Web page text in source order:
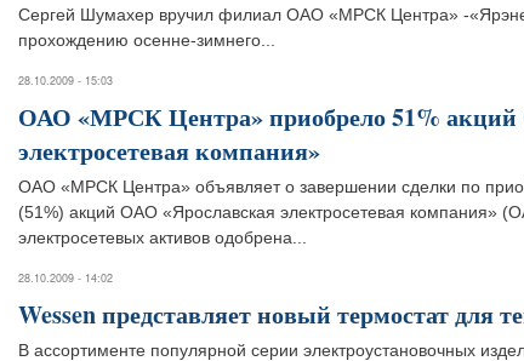
Сергей Шумахер вручил филиал ОАО «МРСК Центра» -
прохождению осенне-зимнего...
28.10.2009 - 15:03
ОАО «МРСК Центра» приобрело 51%
электросетевая компания»
ОАО «МРСК Центра» объявляет о завершении сделки по
(51%) акций ОАО «Ярославская электросетевая компания»
электросетевых активов одобрена...
28.10.2009 - 14:02
Wessen представляет новый термостат для
В ассортименте популярной серии электроустановочных